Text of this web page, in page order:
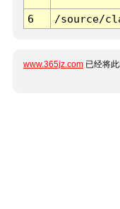
6 /source/
www.365jz.com 已经将